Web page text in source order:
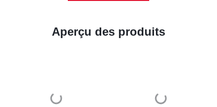
Aperçu des produits